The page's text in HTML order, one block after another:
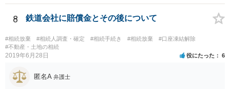
払い義務があります。
8 鉄道会社に賠償金とその後について
#相続放棄 #相続人調査・確定 #相続手続き #相続放棄
#口座凍結解除
#不動産・土地の相続
2019年6月28日 役にたった 6
匿名A 弁護士